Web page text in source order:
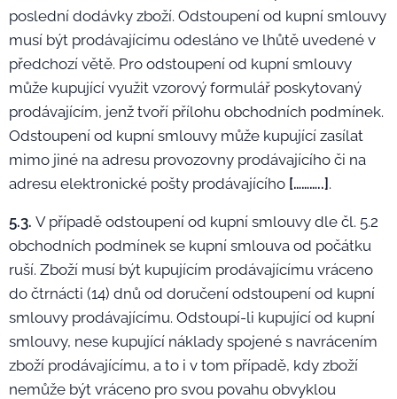
poslední dodávky zboží. Odstoupení od kupní smlouvy
musí být prodávajícímu odesláno ve lhůtě uvedené v
předchozí větě. Pro odstoupení od kupní smlouvy
může kupující využit vzorový formulář poskytovaný
prodávajícím, jenž tvoří přílohu obchodních podmínek.
Odstoupení od kupní smlouvy může kupující zasílat
mimo jiné na adresu provozovny prodávajícího či na
adresu elektronické pošty prodávajícího [………..] .
5.3. V případě odstoupení od kupní smlouvy dle čl. 5.2
obchodních podmínek se kupní smlouva od počátku
ruší. Zboží musí být kupujícím prodávajícímu vráceno
do čtrnácti (14) dnů od doručení odstoupení od kupní
smlouvy prodávajícímu. Odstoupí-li kupující od kupní
smlouvy, nese kupující náklady spojené s navrácením
zboží prodávajícímu, a to i v tom případě, kdy zboží
nemůže být vráceno pro svou povahu obvyklou